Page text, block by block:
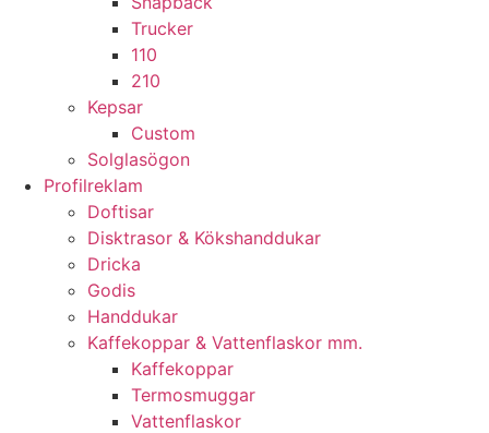
Trucker
110
210
Kepsar
Custom
Solglasögon
Profilreklam
Doftisar
Disktrasor & Kökshanddukar
Dricka
Godis
Handdukar
Kaffekoppar & Vattenflaskor mm.
Kaffekoppar
Termosmuggar
Vattenflaskor